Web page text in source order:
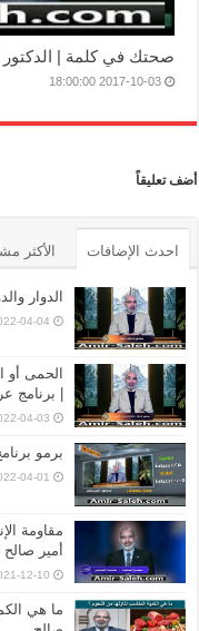
صحتك في كلمة | الدكتور
2017-10-03 18:00:00
أضف تعليقاً
احدث الإضافات الأكثر
الدوار
04-04 02:25:44
الحمى أو
|
04-03 02:34:29
برمو
04-01 14:07:17
مقاومة
أمير
12-10 20:14:37
ما هي